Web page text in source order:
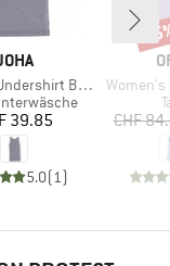
Bamboo
Preis
39.85
5.0(1 )
Artikel
Women's
CHF